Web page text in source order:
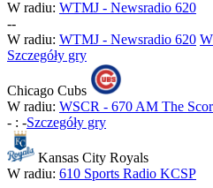
W radiu: WTMJ - Newsradio 620
--
W radiu: WTMJ - Newsradio 620
Szczegóły gry
Chicago Cubs
W radiu: WSCR - 670 AM The
- : -Szczegóły gry
Kansas City Royals
W radiu: 610 Sports Radio KCSP